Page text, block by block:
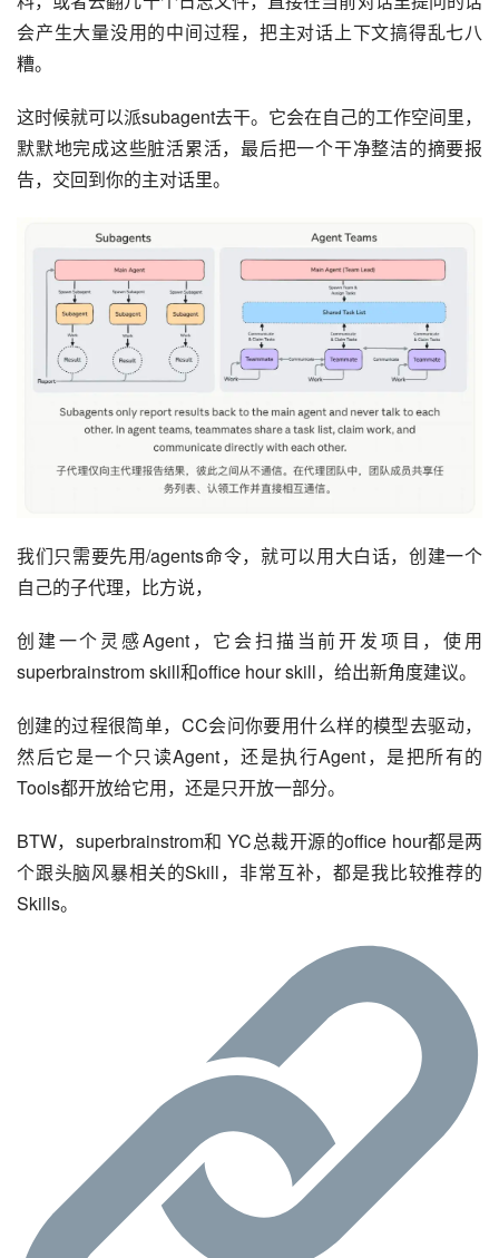
会产生大量没用的中间过程，把主对话上下文搞得乱七八
糟。
这时候就可以派subagent去干。它会在自己的工作空间里，
默默地完成这些脏活累活，最后把一个干净整洁的摘要报
告，交回到你的主对话里。
我们只需要先用/agents命令，就可以用大白话，创建一个
自己的子代理，比方说，
创建一个灵感Agent，它会扫描当前开发项目，使用
superbrainstrom skill和office hour skill，给出新角度建议。
创建的过程很简单，CC会问你要用什么样的模型去驱动，
然后它是一个只读Agent，还是执行Agent，是把所有的
Tools都开放给它用，还是只开放一部分。
BTW，superbrainstrom和 YC总裁开源的office hour都是两
个跟头脑风暴相关的Skill，非常互补，都是我比较推荐的
Skills。